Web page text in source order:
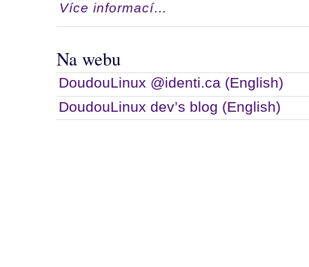
Více informací…
Na webu
DoudouLinux @identi.ca (English)
DoudouLinux dev’s blog (English)